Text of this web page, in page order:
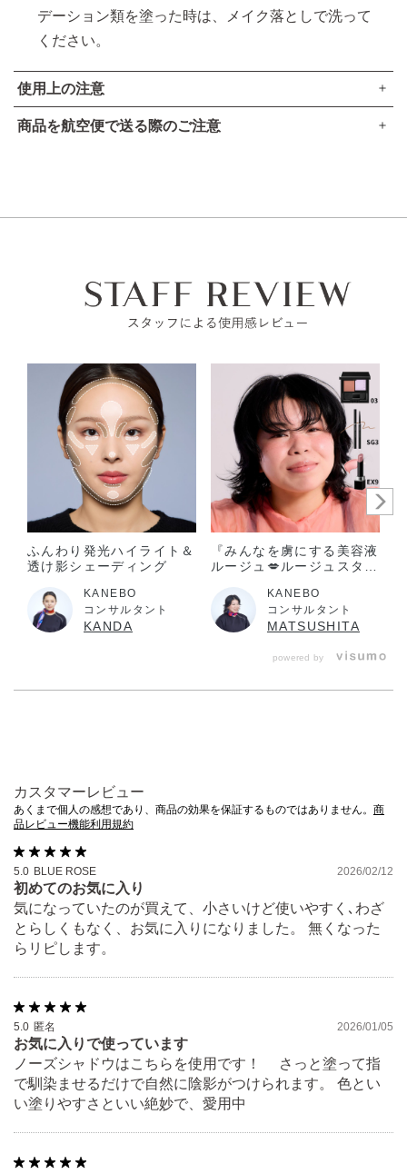
デーション類を塗った時は、メイク落としで洗って
ください。
使用上の注意
スティックを出しすぎると折れることがありますのでご注意
軽くふきとってください。
落としたり強い衝撃を与えると破損の原因になります。
いでください。
お肌に異常が生じていないかよく注意してご使用ください。
化粧品がお肌に合わない時は、使用を中止してください。
使用中、赤み、はれ、かゆみ、刺激、色抜け（白斑等）
や黒ずみ等の異常があらわれた場合。
使用したお肌に、直射日光があたって上記のような異常
があらわれた場合。
そのまま化粧品類の使用を続けますと、症状を悪化させ
ることがありますので、皮フ科医にご相談されることを
おすすめします。
目に入らないように注意し、入った時は、すぐに充分洗い流
商品を航空便で送る際のご注意
アルコール24％以下
ふんわり発光ハイライト＆
透け影シェーディング
KANEBO
コンサルタント
KANDA
『みんなを虜にする美容液
ルージュ💋ルージュスター
場』
KANEBO
コンサルタント
MATSUSHITA
powered by
カスタマーレビュー
あくまで個人の感想であり、商品の効果を保証するものではありません。 商
品レビュー機能利用規約
5.0 BLUE ROSE 2026/02/12
初めてのお気に入り
気になっていたのが買えて、小さいけど使いやすく､わざ
とらしくもなく、お気に入りになりました。 無くなった
らリピします。
5.0 匿名 2026/01/05
お気に入りで使っています
ノーズシャドウはこちらを使用です！ さっと塗って指
で馴染ませるだけで自然に陰影がつけられます。 色とい
い塗りやすさといい絶妙で、愛用中